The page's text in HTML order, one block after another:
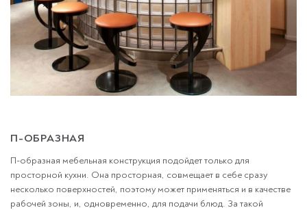
П-ОБРАЗНАЯ
П-образная мебельная конструкция подойдет только для
просторной кухни. Она просторная, совмещает в себе сразу
несколько поверхностей, поэтому может применяться и в качестве
рабочей зоны, и, одновременно, для подачи блюд. За такой